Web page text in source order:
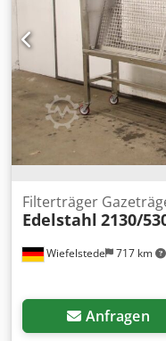
Ausgang: Ø 390 mm -
Stück -
Gewicht: 700 kg Chedpfx
Wiefelstede 717 km
Filterträger
Edelstahl 2130/
Anfragen